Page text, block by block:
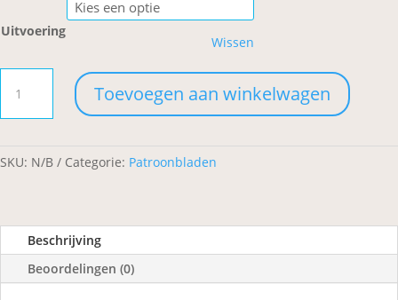
Uitvoering
Wissen
slee
Toevoegen aan winkelwagen
SKU: N/B Categorie: Patroonbladen
Beschrijving
Beoordelingen (0)